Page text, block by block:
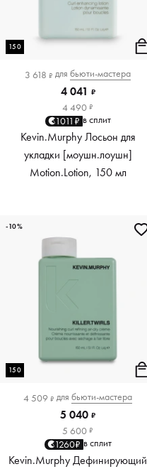
150
3 618 ₽ для бьюти-мастера
4 041 ₽
4 490 ₽
1011₽ в сплит
Kevin.Murphy Лосьон для
укладки [моушн.лоушн]
Motion.Lotion, 150 мл
150
4 509 ₽ для бьюти-мастера
5 040 ₽
5 600 ₽
1260₽ в сплит
Kevin.Murphy Дефинирующий
-10%